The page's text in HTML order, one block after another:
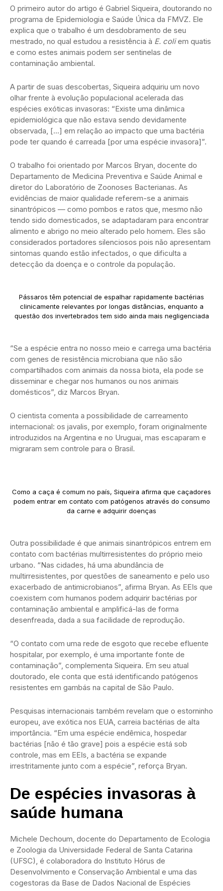
O primeiro autor do artigo é Gabriel Siqueira, doutorando no
programa de Epidemiologia e Saúde Única da FMVZ. Ele
explica que o trabalho é um desdobramento de seu
mestrado, no qual estudou a resistência à E. coliem quatis
e como estes animais podem ser sentinelas de
contaminação ambiental.
A partir de suas descobertas, Siqueira adquiriu um novo
olhar frente à evolução populacional acelerada das
espécies exóticas invasoras: “Existe uma dinâmica
epidemiológica que não estava sendo devidamente
observada, […] em relação ao impacto que uma bactéria
pode ter quando é carreada [por uma espécie invasora]”.
O trabalho foi orientado por Marcos Bryan, docente do
Departamento de Medicina Preventiva e Saúde Animal e
diretor do Laboratório de Zoonoses Bacterianas. As
evidências de maior qualidade referem-se a animais
sinantrópicos — como pombos e ratos que, mesmo não
tendo sido domesticados, se adaptadaram para encontrar
alimento e abrigo no meio alterado pelo homem. Eles são
considerados portadores silenciosos pois não apresentam
sintomas quando estão infectados, o que dificulta a
detecção da doença e o controle da população.
Pássaros têm potencial de espalhar rapidamente bactérias
clinicamente relevantes por longas distâncias, enquanto a
questão dos invertebrados tem sido ainda mais negligenciada
“Se a espécie entra no nosso meio e carrega uma bactéria
com genes de resistência microbiana que não são
compartilhados com animais da nossa biota, ela pode se
disseminar e chegar nos humanos ou nos animais
domésticos”, diz Marcos Bryan.
O cientista comenta a possibilidade de carreamento
internacional: os javalis, por exemplo, foram originalmente
introduzidos na Argentina e no Uruguai, mas escaparam e
migraram sem controle para o Brasil.
Como a caça é comum no país, Siqueira afirma que caçadores
podem entrar em contato com patógenos através do consumo
da carne e adquirir doenças
Outra possibilidade é que animais sinantrópicos entrem em
contato com bactérias multirresistentes do próprio meio
urbano. “Nas cidades, há uma abundância de
multirresistentes, por questões de saneamento e pelo uso
exacerbado de antimicrobianos”, afirma Bryan. As EEIs que
coexistem com humanos podem adquirir bactérias por
contaminação ambiental e amplificá-las de forma
desenfreada, dada a sua facilidade de reprodução.
“O contato com uma rede de esgoto que recebe efluente
hospitalar, por exemplo, é uma importante fonte de
contaminação”, complementa Siqueira. Em seu atual
doutorado, ele conta que está identificando patógenos
resistentes em gambás na capital de São Paulo.
Pesquisas internacionais também revelam que o estorninho
europeu, ave exótica nos EUA, carreia bactérias de alta
importância. “Em uma espécie endêmica, hospedar
bactérias [não é tão grave] pois a espécie está sob
controle, mas em EEIs, a bactéria se expande
irrestritamente junto com a espécie”, reforça Bryan.
De espécies invasoras à
saúde humana
Michele Dechoum, docente do Departamento de Ecologia
e Zoologia da Universidade Federal de Santa Catarina
(UFSC), é colaboradora do Instituto Hórus de
Desenvolvimento e Conservação Ambiental e uma das
cogestoras da Base de Dados Nacional de Espécies